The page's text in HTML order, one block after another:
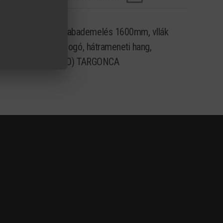
triplex oszlop szabademelés 1600mm, vllák
sárga villogó, hátrameneti hang,
(DEMO) TARGONCA